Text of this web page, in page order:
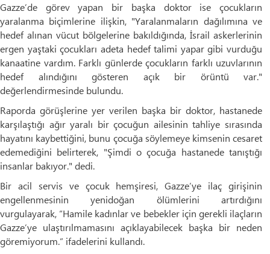
Gazze’de görev yapan bir başka doktor ise çocukların
yaralanma biçimlerine ilişkin, "Yaralanmaların dağılımına ve
hedef alınan vücut bölgelerine bakıldığında, İsrail askerlerinin
ergen yaştaki çocukları adeta hedef talimi yapar gibi vurduğu
kanaatine vardım. Farklı günlerde çocukların farklı uzuvlarının
hedef alındığını gösteren açık bir örüntü var."
değerlendirmesinde bulundu.
Raporda görüşlerine yer verilen başka bir doktor, hastanede
karşılaştığı ağır yaralı bir çocuğun ailesinin tahliye sırasında
hayatını kaybettiğini, bunu çocuğa söylemeye kimsenin cesaret
edemediğini belirterek, "Şimdi o çocuğa hastanede tanıştığı
insanlar bakıyor." dedi.
Bir acil servis ve çocuk hemşiresi, Gazze’ye ilaç girişinin
engellenmesinin yenidoğan ölümlerini artırdığını
vurgulayarak, “Hamile kadınlar ve bebekler için gerekli ilaçların
Gazze’ye ulaştırılmamasını açıklayabilecek başka bir neden
göremiyorum.” ifadelerini kullandı.